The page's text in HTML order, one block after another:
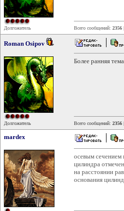
Долгожитель Всего сообщений: 2356
Roman Osipov
Долгожитель
Более ранняя тема
Всего сообщений: 2356
mardex
осевым сечением
цилиндра
на расстоянии
основания